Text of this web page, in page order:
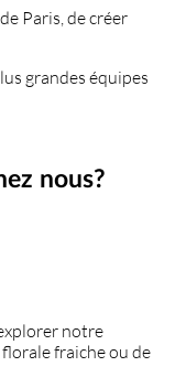
Paris, de créer
grandes équipes
nous?
notre
fraiche ou de